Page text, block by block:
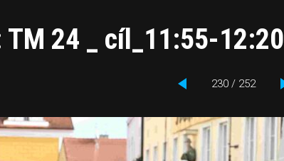
TM 24 _ cíl_11:55-12:20
230 / 252